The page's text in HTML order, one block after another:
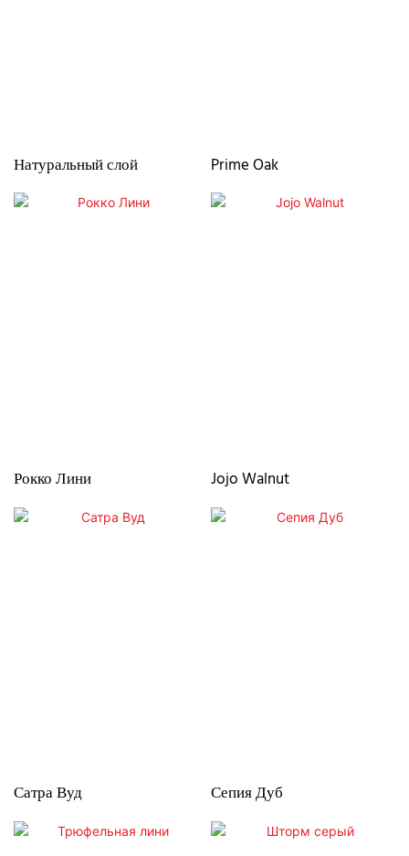
Натуральный слой Prime Oak
Рокко Лини Jojo Walnut
Сатра Вуд Сепия Дуб